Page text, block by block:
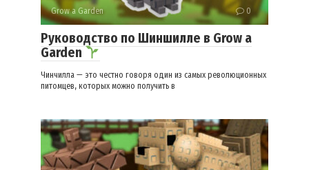
Grow a Garden 0
Руководство по Шиншилле в Grow a
Garden
Чинчилла — это честно говоря один из самых революционных
питомцев, которых можно получить в